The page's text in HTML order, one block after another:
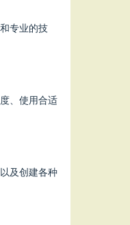
专业的技
、使用合适
及创建各种